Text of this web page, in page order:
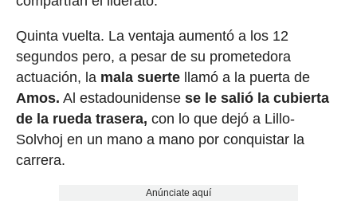
Quinta vuelta. La ventaja aumentó a los 12
segundos pero, a pesar de su prometedora
actuación, la mala suertellamó a la puerta de
Amos. Al estadounidense se le salió la cubierta
de la rueda trasera, con lo que dejó a Lillo-
Solvhoj en un mano a mano por conquistar la
carrera.
Anúnciate aquí